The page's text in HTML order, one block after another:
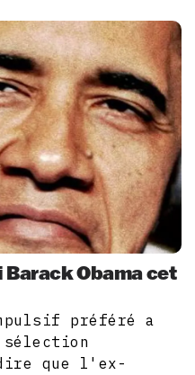
Obama cet
préféré a
sélection
que l'ex-